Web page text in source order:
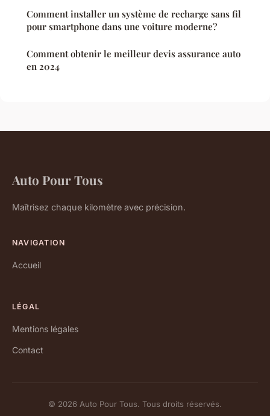
Comment installer un système de recharge sans fil
pour smartphone dans une voiture moderne?
Comment obtenir le meilleur devis assurance auto
en 2024
Auto Pour Tous
Maîtrisez chaque kilomètre avec précision.
NAVIGATION
Accueil
LÉGAL
Mentions légales
Contact
© 2026 Auto Pour Tous. Tous droits réservés.